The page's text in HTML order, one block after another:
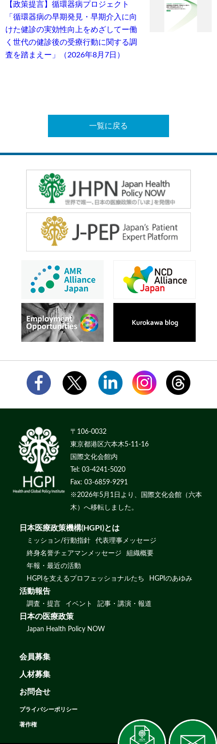
【政策提言】循環器病プロジェクト
「循環器病の早期発見・早期介入に向
けた健診の実効性向上をめざしてー働
く世代の健診後の受療行動に関する調
査を踏まえー」（2026年8月7日）
一覧に戻る
〒106-0032
東京都港区六本木5-11-16
国際文化会館内
Tel: 03-4241-5020
Fax: 03-6859-9291
※2026年5月1日より、国際文化会館（六本
木）へ移転しました。
日本医療政策機構(HGPI)とは
ミッション/行動指針
代表理事メッセージ
終身名誉チェアマンメッセージ
組織概要
年報・最近の活動
HGPIを支えるプロフェッショナルたち
HGPIのあゆみ
活動報告
調査・提言 イベント 記事・講演・報道
日本の医療政策
Japan Health Policy NOW
会員募集
人材募集
お問合せ
プライバシーポリシー
著作権